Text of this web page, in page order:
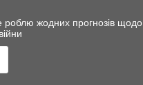
роблю жодних прогнозів щодо